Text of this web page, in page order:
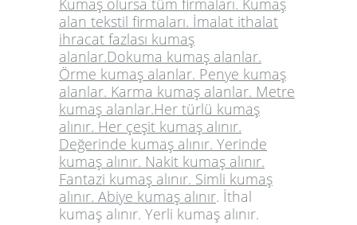
Kumaş olursa tüm firmaları. Kumaş
alan tekstil firmaları. İmalat ithalat
ihracat fazlası kumaş
alanlar.Dokuma kumaş alanlar.
Örme kumaş alanlar. Penye kumaş
alanlar. Karma kumaş alanlar. Metre
kumaş alanlar.Her türlü kumaş
alınır. Her çeşit kumaş alınır.
Değerinde kumaş alınır. Yerinde
kumaş alınır. Nakit kumaş alınır.
Fantazi kumaş alınır. Simli kumaş
alınır. Abiye kumaş alınır. İthal
kumaş alınır. Yerli kumaş alınır.